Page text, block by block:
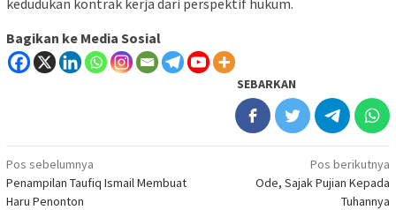
Bagikan ke Media Sosial
SEBARKAN
Navigasi
pos
Pos sebelumnya
Penampilan Taufiq Ismail Membuat
Haru Penonton
Pos berikutnya
Ode, Sajak Pujian Kepada
Tuhannya